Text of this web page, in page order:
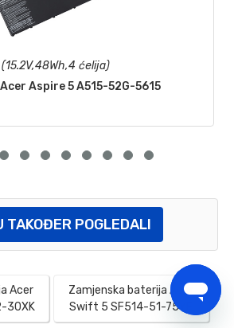
(15.2V,48Wh,4 ćelija)
Aspire 5 A515-52G-5615
TAKOĐER POGLEDALI
Acer
30XK
Zamjenska baterija Acer
Swift 5 SF514-51-75YE